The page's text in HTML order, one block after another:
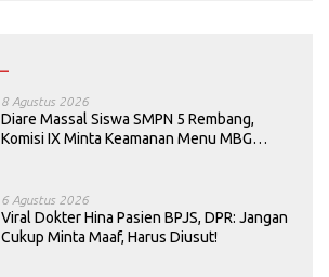
8 Agustus 2026
Diare Massal Siswa SMPN 5 Rembang,
Komisi IX Minta Keamanan Menu MBG
6 Agustus 2026
Viral Dokter Hina Pasien BPJS, DPR: Jangan
Cukup Minta Maaf, Harus Diusut!